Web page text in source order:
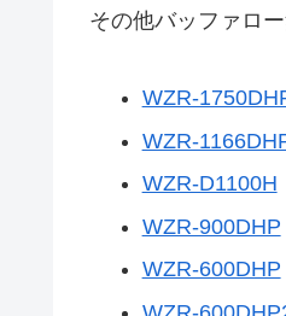
その他バッファロ
WZR-
WZR-
WZR-D1100H
WZR-900DHP
WZR-600DHP